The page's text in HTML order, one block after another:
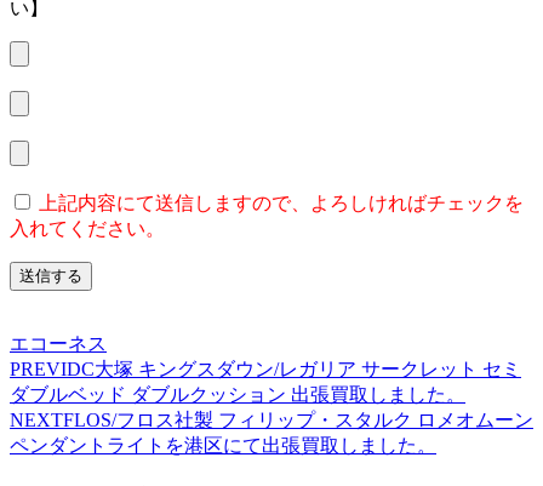
い】
上記内容にて送信しますので、よろしければチェックを
入れてください。
エコーネス
PREVIDC大塚 キングスダウン/レガリア サークレット セミ
ダブルベッド ダブルクッション 出張買取しました。
NEXTFLOS/フロス社製 フィリップ・スタルク ロメオムーン
ペンダントライトを港区にて出張買取しました。